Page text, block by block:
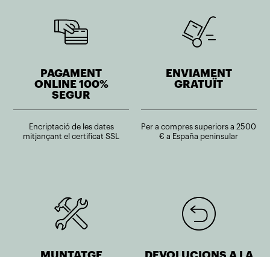
PAGAMENT
ONLINE 100%
SEGUR
Encriptació de les dates
mitjançant el certificat SSL
ENVIAMENT
GRATUÏT
Per a compres superiors a 2500
€ a España peninsular